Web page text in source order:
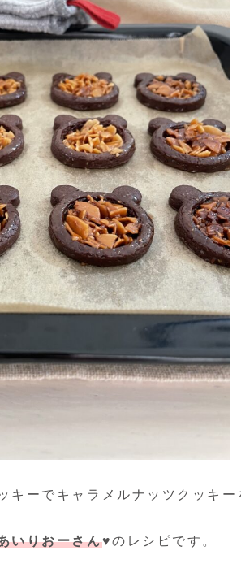
キーでキャラメルナッツクッキー
いりおーさん♥のレシピです。